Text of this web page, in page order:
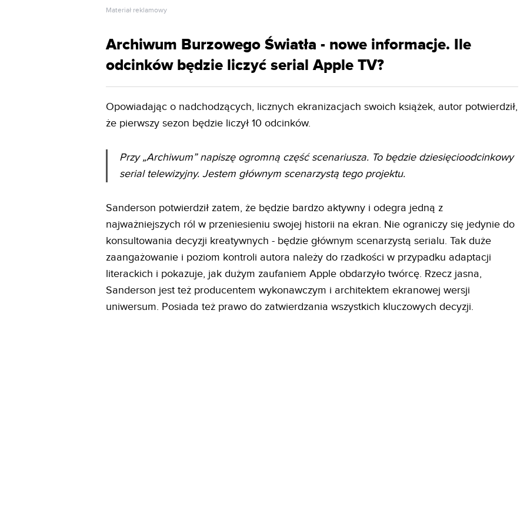
HDMI 2.1
Materiał reklamowy
Archiwum Burzowego Światła - nowe informacje. Ile
odcinków będzie liczyć serial Apple TV?
Opowiadając o nadchodzących, licznych ekranizacjach swoich książek, autor potwierdził,
że pierwszy sezon będzie liczył 10 odcinków.
Przy „Archiwum” napiszę ogromną część scenariusza. To będzie dziesięcioodcinkowy
serial telewizyjny. Jestem głównym scenarzystą tego projektu.
Sanderson potwierdził zatem, że będzie bardzo aktywny i odegra jedną z
najważniejszych ról w przeniesieniu swojej historii na ekran. Nie ograniczy się jedynie do
konsultowania decyzji kreatywnych - będzie głównym scenarzystą serialu. Tak duże
zaangażowanie i poziom kontroli autora należy do rzadkości w przypadku adaptacji
literackich i pokazuje, jak dużym zaufaniem Apple obdarzyło twórcę. Rzecz jasna,
Sanderson jest też producentem wykonawczym i architektem ekranowej wersji
uniwersum. Posiada też prawo do zatwierdzania wszystkich kluczowych decyzji.